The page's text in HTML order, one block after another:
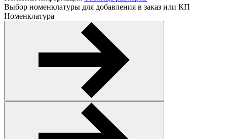
Выбор номенклатуры для добавления в заказ или КП
Номенклатура